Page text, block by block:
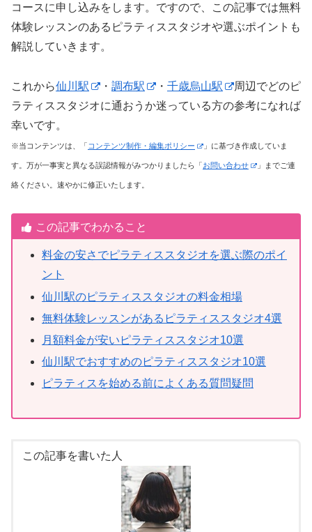
コースに申し込みをします。ですので、この記事では無料
体験レッスンのあるピラティススタジオや選ぶポイントも
解説していきます。
これから仙川駅 ・ 調布駅 ・ 千歳烏山駅
周辺でどのピ
ラティススタジオに通おうか迷っている方の参考になれば
幸いです。
※当コンテンツは、「 コンテンツ制作・編集ポリシー 」に基づき作成していま
す。万が一事実と異なる誤認情報がみつかりましたら「お問い合わせ 」までご連
絡ください。速やかに修正いたします。
この記事でわかること
料金の安さでピラティススタジオを選ぶ際のポイ
ント
仙川駅のピラティススタジオの料金相場
無料体験レッスンがあるピラティススタジオ4選
月額料金が安いピラティススタジオ10選
仙川駅でおすすめのピラティススタジオ10選
ピラティスを始める前によくある質問疑問
この記事を書いた人